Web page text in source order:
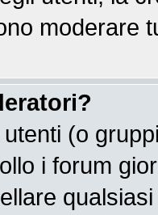
moderare
(o
i forum